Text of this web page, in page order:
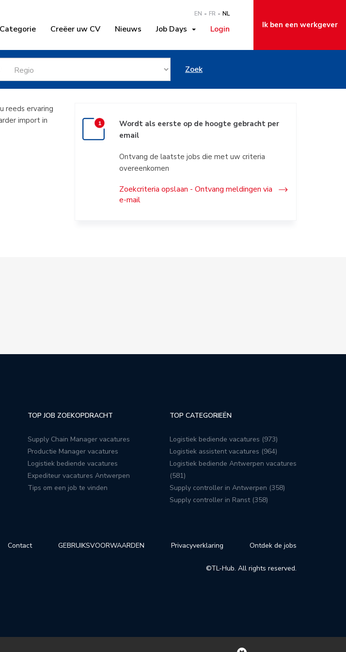
EN FR NL
Categorie Creëer uw CV Nieuws Job Days Login Ik ben een werkgever
Zoek
in Beveren
reeds ervaring
import in
Wordt als eerste op de hoogte gebracht per
email
Ontvang de laatste jobs die met uw criteria
overeenkomen
Zoekcriteria opslaan - Ontvang meldingen via
e-mail
TOP JOB ZOEKOPDRACHT
Supply Chain Manager vacatures
Productie Manager vacatures
Logistiek bediende vacatures
Expediteur vacatures Antwerpen
Tips om een job te vinden
TOP CATEGORIEËN
Logistiek bediende vacatures (973)
Logistiek assistent vacatures (964)
Logistiek bediende Antwerpen vacatures
(581)
Supply controller in Antwerpen (358)
Supply controller in Ranst (358)
Contact GEBRUIKSVOORWAARDEN Privacyverklaring Ontdek de jobs
©TL-Hub. All rights reserved.